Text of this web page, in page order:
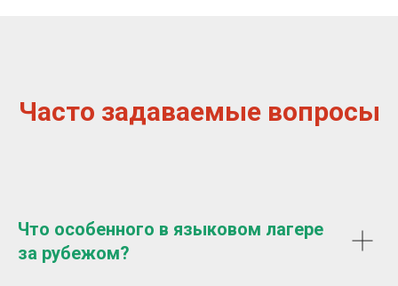
Часто задаваемые вопросы
Что особенного в языковом лагере
за рубежом?